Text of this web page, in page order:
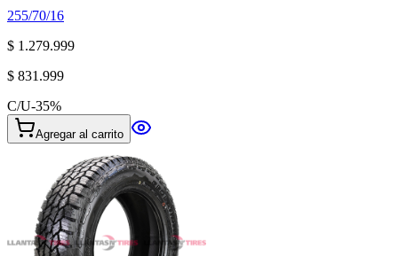
255/70/16
$ 1.279.999
$ 831.999
C/U-35%
Agregar al carrito